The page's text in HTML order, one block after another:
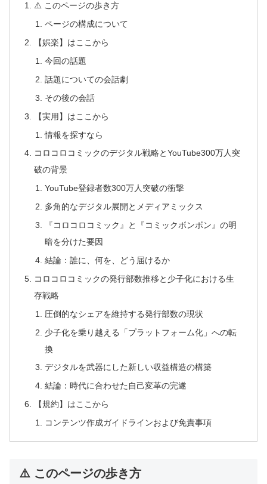
⚠️ このページの歩き方
ページの構成について
【娯楽】はここから
今回の話題
話題についての会話劇
その後の会話
【実用】はここから
情報を探すなら
コロコロコミックのデジタル戦略とYouTube300万人突
破の背景
YouTube登録者数300万人突破の衝撃
多角的なデジタル展開とメディアミックス
『コロコロコミック』と『コミックボンボン』の明
暗を分けた要因
結論：誰に、何を、どう届けるか
コロコロコミックの発行部数推移と少子化における生
存戦略
圧倒的なシェアを維持する発行部数の現状
少子化を乗り越える「プラットフォーム化」への転
換
デジタルを武器にした新しい収益構造の構築
結論：時代に合わせた自己変革の完遂
【規約】はここから
コンテンツ作成ガイドラインおよび免責事項
⚠️ このページの歩き方